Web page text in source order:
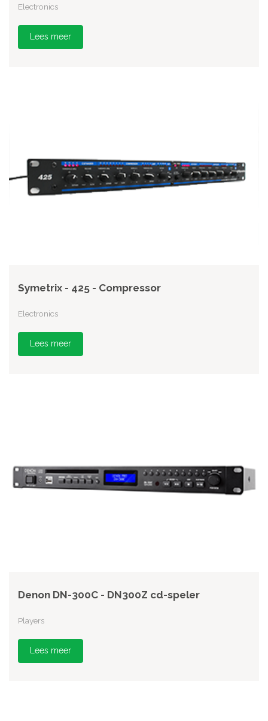
Electronics
Lees meer
Symetrix - 425 - Compressor
Electronics
Lees meer
Denon DN-300C - DN300Z cd-speler
Players
Lees meer